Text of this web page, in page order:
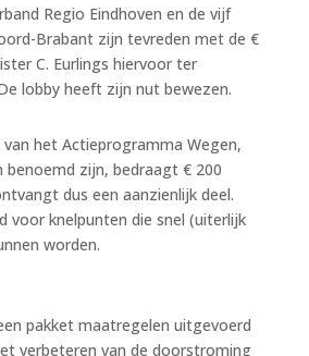
Regio Eindhoven en de vijf
Brabant zijn tevreden met de €
C. Eurlings hiervoor ter
lobby heeft zijn nut bewezen.
het Actieprogramma Wegen,
benoemd zijn, bedraagt € 200
dus een aanzienlijk deel.
voor knelpunten die snel (uiterlijk
worden.
pakket maatregelen uitgevoerd
verbeteren van de doorstroming